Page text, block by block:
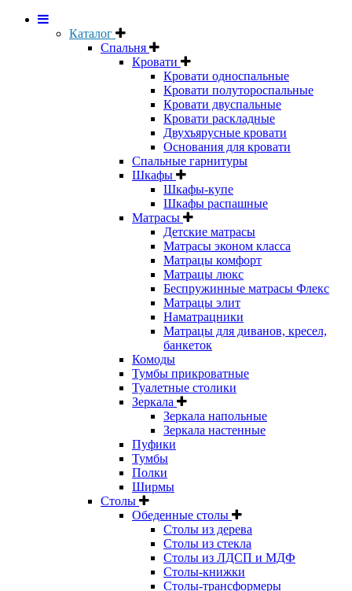
Каталог
Спальня
Кровати
Кровати односпальные
Кровати полутороспальные
Кровати двуспальные
Кровати раскладные
Двухъярусные кровати
Основания для кровати
Спальные гарнитуры
Шкафы
Шкафы-купе
Шкафы распашные
Матрасы
Детские матрасы
Матрасы эконом класса
Матрацы комфорт
Матрацы люкс
Беспружинные матрасы Флекс
Матрацы элит
Наматрацники
Матрацы для диванов, кресел,
банкеток
Комоды
Тумбы прикроватные
Туалетные столики
Зеркала
Зеркала напольные
Зеркала настенные
Пуфики
Тумбы
Полки
Ширмы
Столы
Обеденные столы
Столы из дерева
Столы из стекла
Столы из ЛДСП и МДФ
Столы-книжки
Столы-трансформеры